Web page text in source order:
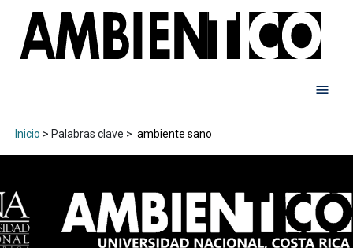
Inicio > Palabras clave > ambiente sano